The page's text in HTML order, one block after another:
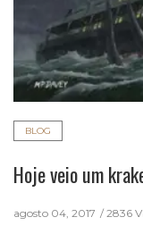
BLOG
Hoje veio um
agosto 04, 2017 2836